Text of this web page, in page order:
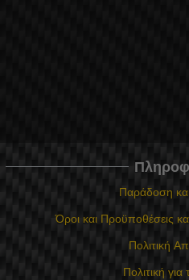
Παράδοση
Όροι και Προϋποθέσεις
Πολιτική
Πολιτική